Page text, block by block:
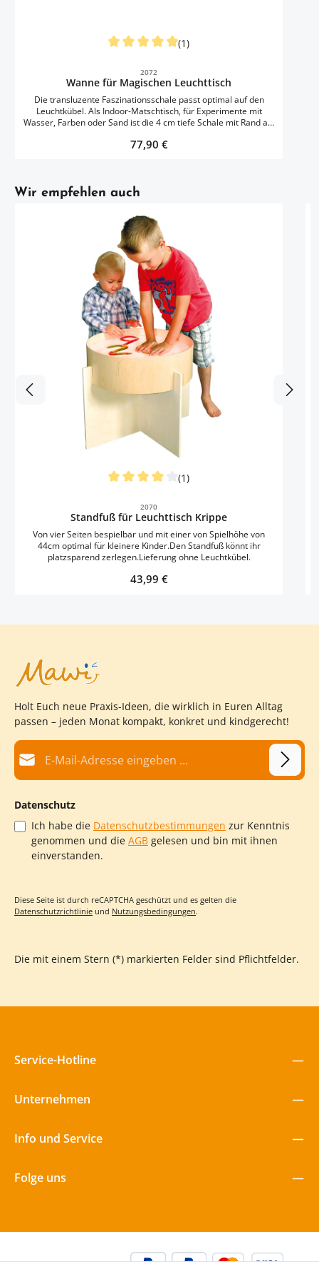
(1)
2072
Wanne für Magischen Leuchttisch
Die transluzente Faszinationsschale passt optimal auf den
Leuchtkübel. Als Indoor-Matschtisch, für Experimente mit
Wasser, Farben oder Sand ist die 4 cm tiefe Schale mit Rand als
der Sinneserfahrung.Lieferung ohne Leuchtkübel.
Regulärer Preis:
77,90 €
Artikelgalerie überspringen
Wir empfehlen auch
(1)
2070
Standfuß für Leuchttisch Krippe
Von vier Seiten bespielbar und mit einer von Spielhöhe von
44cm optimal für kleinere Kinder.Den Standfuß könnt ihr
platzsparend zerlegen.Lieferung ohne Leuchtkübel.
Regulärer Preis:
43,99 €
Holt Euch neue Praxis-Ideen, die wirklich in Euren Alltag
passen – jeden Monat kompakt, konkret und kindgerecht!
E-Mail-Adresse*
Datenschutz
Ich habe die Datenschutzbestimmungen zur Kenntnis
genommen und die AGB gelesen und bin mit ihnen
einverstanden.
Diese Seite ist durch reCAPTCHA geschützt und es gelten die
Datenschutzrichtlinie und Nutzungsbedingungen.
Die mit einem Stern (*) markierten Felder sind Pflichtfelder.
Service-Hotline
Unternehmen
Info und Service
Folge uns